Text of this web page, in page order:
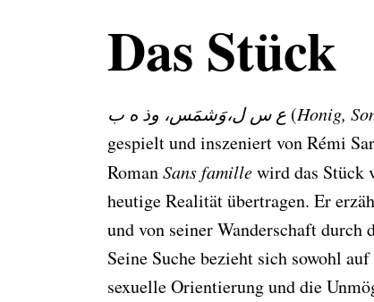
Das Stück
(Honig,
gespielt und inszeniert von Rémi
RomanSans famillewird das Stück
heutige Realität übertragen. Er
und von seiner Wanderschaft
Seine Suche bezieht sich sowohl
sexuelle Orientierung und die